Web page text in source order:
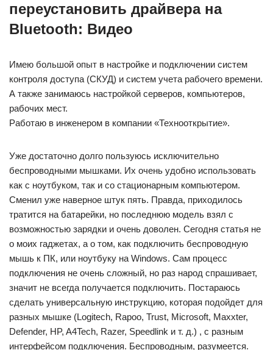
переустановить драйвера на
Bluetooth: Видео
Имею большой опыт в настройке и подключении систем
контроля доступа (СКУД) и систем учета рабочего времени.
А также занимаюсь настройкой серверов, компьютеров,
рабочих мест.
Работаю в инженером в компании «Технооткрытие».
Уже достаточно долго пользуюсь исключительно
беспроводными мышками. Их очень удобно использовать
как с ноутбуком, так и со стационарным компьютером.
Сменил уже наверное штук пять. Правда, приходилось
тратится на батарейки, но последнюю модель взял с
возможностью зарядки и очень доволен. Сегодня статья не
о моих гаджетах, а о том, как подключить беспроводную
мышь к ПК, или ноутбуку на Windows. Сам процесс
подключения не очень сложный, но раз народ спрашивает,
значит не всегда получается подключить. Постараюсь
сделать универсальную инструкцию, которая подойдет для
разных мышке (Logitech, Rapoo, Trust, Microsoft, Maxxter,
Defender, HP, A4Tech, Razer, Speedlink и т. д.) , с разным
интерфейсом подключения. Беспроводным, разумеется.